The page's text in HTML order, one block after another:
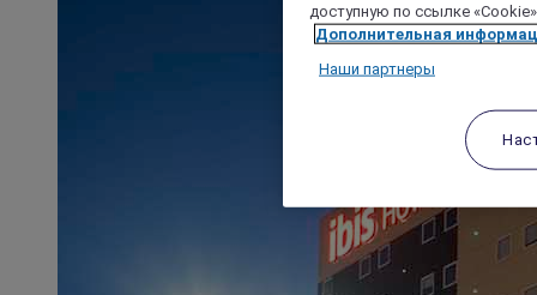
доступную по ссылке
Дополнительная
Наши партнеры